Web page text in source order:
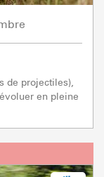
de projectiles),
en pleine